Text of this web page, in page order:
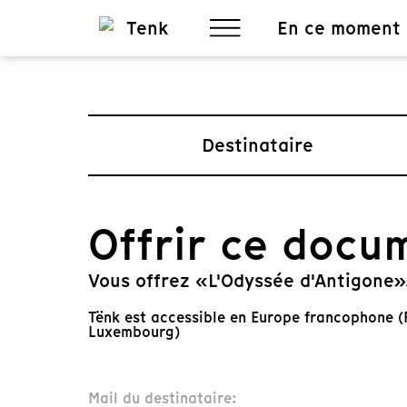
En ce moment
Destinataire
Offrir ce
Vous offrez «L'Odyssée
Tënk est accessible en Europe francophone
Luxembourg)
Mail du destinataire: